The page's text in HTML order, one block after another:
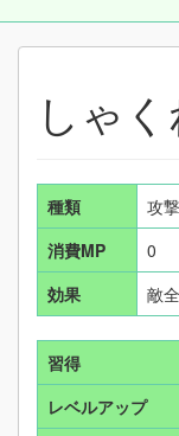
しゃ
種類
攻
消費MP
0
効果
敵
習得
レベルアップ